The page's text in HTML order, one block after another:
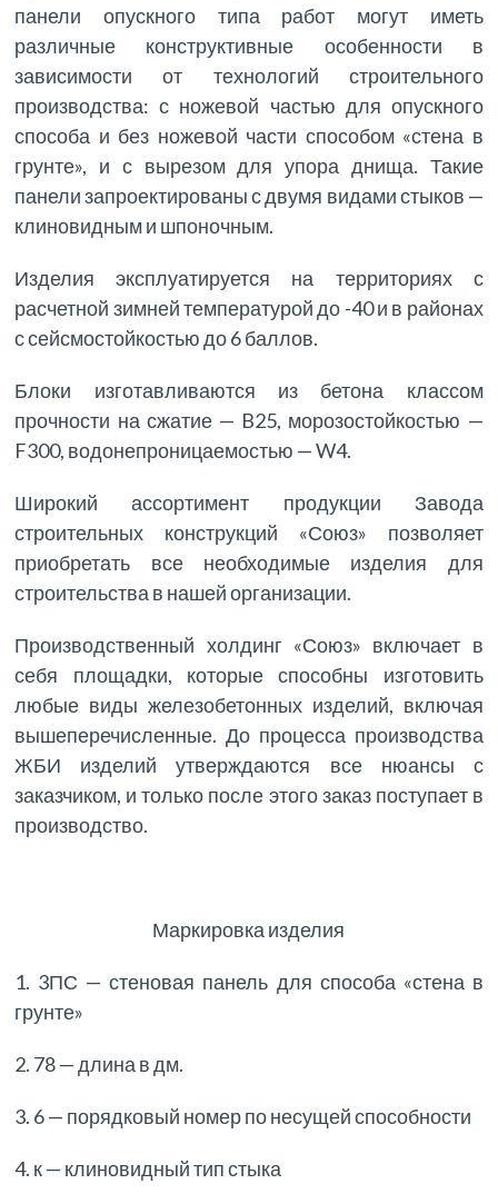
панели опускного типа работ могут иметь
различные конструктивные особенности в
зависимости от технологий строительного
производства: с ножевой частью для опускного
способа и без ножевой части способом «стена в
грунте», и с вырезом для упора днища. Такие
панели запроектированы с двумя видами стыков —
клиновидным и шпоночным.
Изделия эксплуатируется на территориях с
расчетной зимней температурой до -40 и в районах
с сейсмостойкостью до 6 баллов.
Блоки изготавливаются из бетона классом
прочности на сжатие — B25, морозостойкостью —
F300, водонепроницаемостью — W4.
Широкий ассортимент продукции Завода
строительных конструкций «Союз» позволяет
приобретать все необходимые изделия для
строительства в нашей организации.
Производственный холдинг «Союз» включает в
себя площадки, которые способны изготовить
любые виды железобетонных изделий, включая
вышеперечисленные. До процесса производства
ЖБИ изделий утверждаются все нюансы с
заказчиком, и только после этого заказ поступает в
производство.
Маркировка изделия
1. 3ПС — стеновая панель для способа «стена в
грунте»
2. 78 — длина в дм.
3. 6 — порядковый номер по несущей способности
4. к — клиновидный тип стыка